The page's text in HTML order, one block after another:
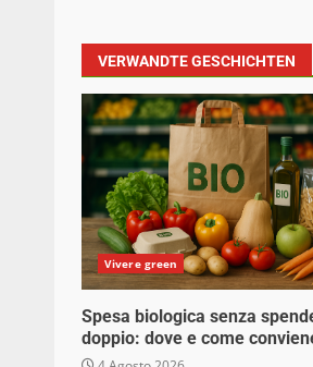
VERWANDTE GESCHICHTEN
Vivere green
Spesa biologica senza
doppio: dove e come